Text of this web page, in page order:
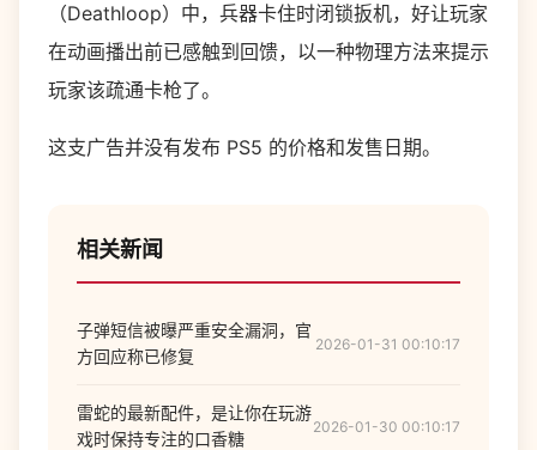
（Deathloop）中，兵器卡住时闭锁扳机，好让玩家
在动画播出前已感触到回馈，以一种物理方法来提示
玩家该疏通卡枪了。
这支广告并没有发布 PS5 的价格和发售日期。
相关新闻
子弹短信被曝严重安全漏洞，官
方回应称已修复
2026-01-31 00:10:17
雷蛇的最新配件，是让你在玩游
戏时保持专注的口香糖
2026-01-30 00:10:17